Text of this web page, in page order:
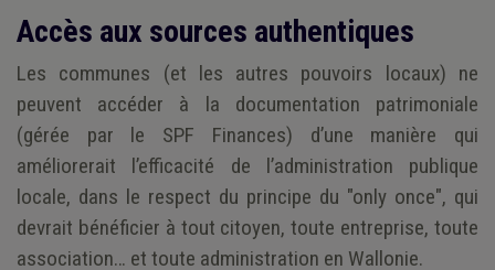
Accès aux sources authentiques
Les communes (et les autres pouvoirs locaux) ne
peuvent accéder à la documentation patrimoniale
(gérée par le SPF Finances) d’une manière qui
améliorerait l’efficacité de l’administration publique
locale, dans le respect du principe du "only once", qui
devrait bénéficier à tout citoyen, toute entreprise, toute
association… et toute administration en Wallonie.